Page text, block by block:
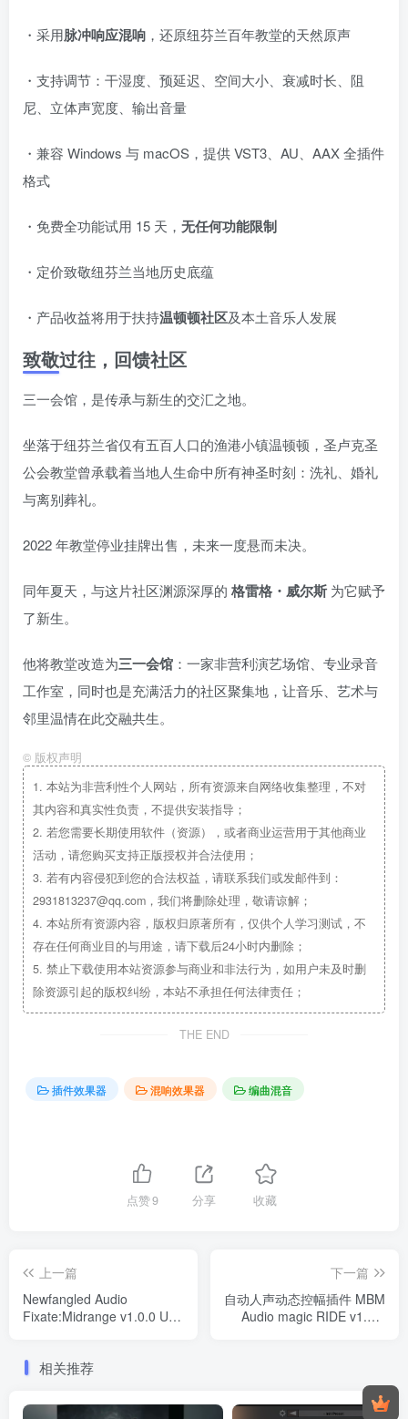
・采用脉冲响应混响 ，还原纽芬兰百年教堂的天然原声
・支持调节：干湿度、预延迟、空间大小、衰减时长、阻
尼、立体声宽度、输出音量
・兼容 Windows 与 macOS，提供 VST3、AU、AAX 全插件
格式
・免费全功能试用 15 天， 无任何功能限制
・定价致敬纽芬兰当地历史底蕴
・产品收益将用于扶持温顿顿社区及本土音乐人发展
致敬过往，回馈社区
三一会馆，是传承与新生的交汇之地。
坐落于纽芬兰省仅有五百人口的渔港小镇温顿顿，圣卢克圣
公会教堂曾承载着当地人生命中所有神圣时刻：洗礼、婚礼
与离别葬礼。
2022 年教堂停业挂牌出售，未来一度悬而未决。
同年夏天，与这片社区渊源深厚的 格雷格・威尔斯为它赋予
了新生。
他将教堂改造为三一会馆 ：一家非营利演艺场馆、专业录音
工作室，同时也是充满活力的社区聚集地，让音乐、艺术与
邻里温情在此交融共生。
© 版权声明
1. 本站为非营利性个人网站，所有资源来自网络收集整理，不对
其内容和真实性负责，不提供安装指导；
2. 若您需要长期使用软件（资源），或者商业运营用于其他商业
活动，请您购买支持正版授权并合法使用；
3. 若有内容侵犯到您的合法权益，请联系我们或发邮件到：
2931813237@qq.com，我们将删除处理，敬请谅解；
4. 本站所有资源内容，版权归原著所有，仅供个人学习测试，不
存在任何商业目的与用途，请下载后24小时内删除；
5. 禁止下载使用本站资源参与商业和非法行为，如用户未及时删
除资源引起的版权纠纷，本站不承担任何法律责任；
THE END
插件效果器 混响效果器 编曲混音
点赞9 分享 收藏
上一篇
Newfangled Audio
Fixate:Midrange v1.0.0 U2B
下一篇
自动人声动态控幅插件 MBM
Audio magic RIDE v1.3.1
相关推荐